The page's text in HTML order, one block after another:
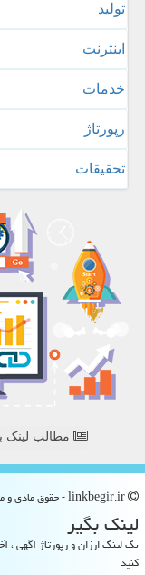
تولید
اینترنت
خدمات
رپورتاژ
تحقیقات
مطالب لینک
لینك بگیر
بک لینک ارزان و رپورتاژ آگهی
کنید